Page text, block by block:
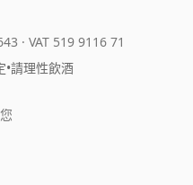
· VAT 519 9116 71
•請理性飲酒